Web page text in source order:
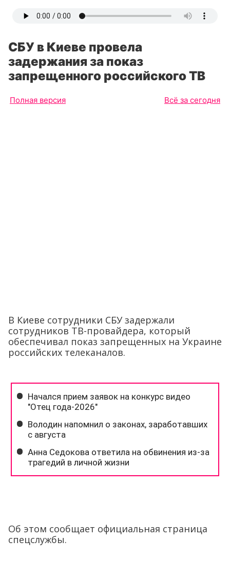
СБУ в Киеве провела
задержания за показ
запрещенного российского ТВ
Полная версия Всё за сегодня
В Киеве сотрудники СБУ задержали
сотрудников ТВ-провайдера, который
обеспечивал показ запрещенных на Украине
российских телеканалов.
Об этом сообщает официальная страница
спецслужбы.